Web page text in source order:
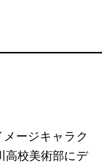
ージキャラク
高校美術部にデ